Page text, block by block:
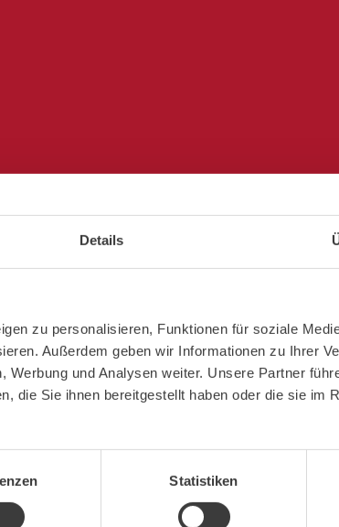
Details
zu personalisieren, Funktionen für soziale
Außerdem geben wir Informationen zu Ihrer
und Analysen weiter. Unsere Partner
die Sie ihnen bereitgestellt haben oder die sie im
Statistiken
a
a